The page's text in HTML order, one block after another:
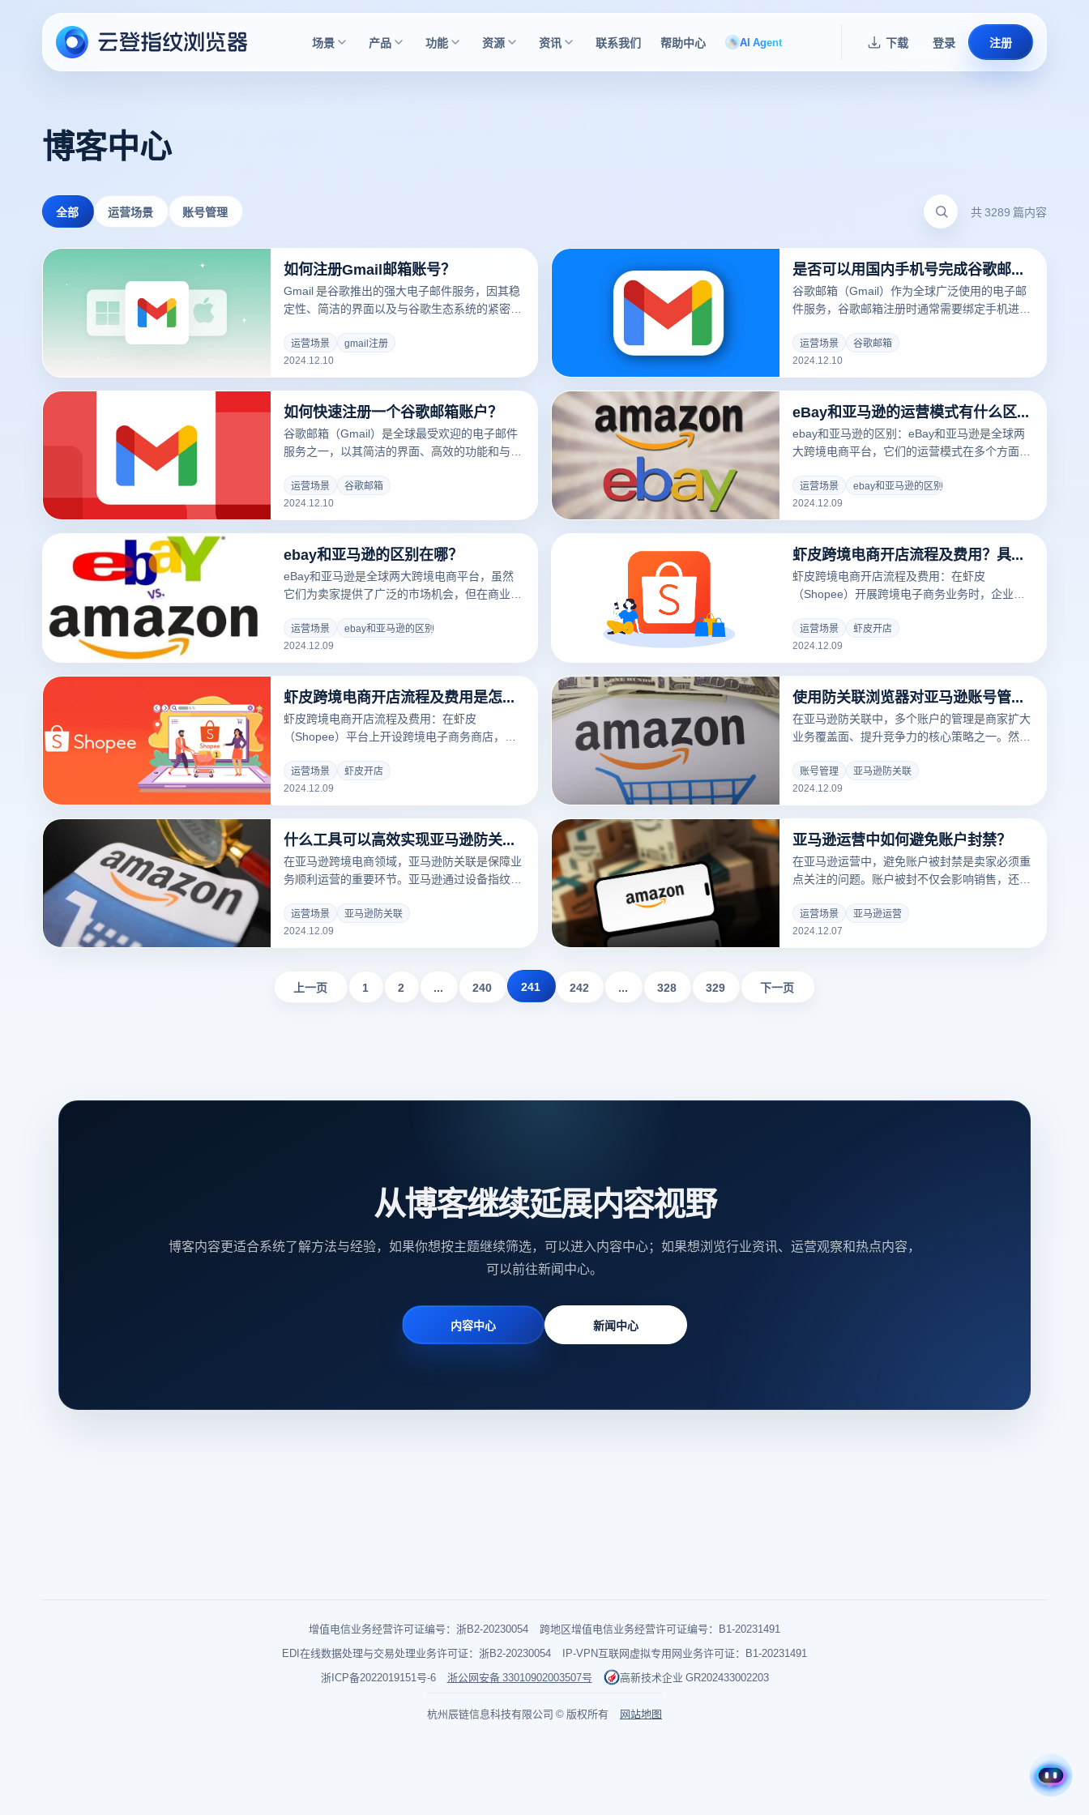
场景 产品 功能 资源 资讯 联系我们 帮助中心 AI Agent 下载 登录 注册
博客中心
全部 运营场景 账号管理 共 3289 篇内容
如何注册Gmail邮箱账号？
Gmail 是谷歌推出的强大电子邮件服务，因其稳
定性、简洁的界面以及与谷歌生态系统的紧密集
拥有一个 Gmail 邮箱账户能带来极大的便利。
Gmail注册非常简单，只需要按照以下步骤操
作，就可以顺利创建账户并开始高效管理邮件。
运营场景
gmail注册
2024.12.10
是否可以用国内手机号完成谷歌邮箱注册？
谷歌邮箱（Gmail）作为全球广泛使用的电子邮
件服务，谷歌邮箱注册时通常需要绑定手机进行
册 Gmail 时，可能会遇到网络限制或其他验证问
题。以下内容将探讨是否可以使用国内手机号注
册 Gmail，并提供解决方案，帮助您顺利完成账
运营场景
谷歌邮箱
2024.12.10
如何快速注册一个谷歌邮箱账户？
谷歌邮箱（Gmail）是全球最受欢迎的电子邮件
服务之一，以其简洁的界面、高效的功能和与其
快速注册一个谷歌邮箱账户，只需完成几个简单
的步骤即可拥有一个安全、强大的邮箱工具。以
下将为您详细介绍注册流程，并针对常见问题提
旅。
运营场景
谷歌邮箱
2024.12.10
eBay和亚马逊的运营模式有什么区别？
ebay和亚马逊的区别：eBay和亚马逊是全球两
大跨境电商平台，它们的运营模式在多个方面有
主要区别，以及如何使用云登指纹浏览器进行高
效运营的优势。
运营场景
ebay和亚马逊的区别
2024.12.09
ebay和亚马逊的区别在哪？
eBay和亚马逊是全球两大跨境电商平台，虽然
它们为卖家提供了广泛的市场机会，但在商业模
以下是eBay和亚马逊的区别：
运营场景
ebay和亚马逊的区别
2024.12.09
虾皮跨境电商开店流程及费用？具体开店该如何操作?
虾皮跨境电商开店流程及费用：在虾皮
（Shopee）开展跨境电子商务业务时，企业需
管理多个账户，以降低风险。为了确保跨境电商
卖家能够顺利开设并运营店铺，本文将详细介绍
虾皮的开店流程、费用，并探讨如何利用云登指
运营场景
虾皮开店
2024.12.09
虾皮跨境电商开店流程及费用是怎样的？
虾皮跨境电商开店流程及费用：在虾皮
（Shopee）平台上开设跨境电子商务商店，企
关费用结构，以便合理规划资金和业务发展。此
外，云登指纹浏览器作为一种推荐工具，能够帮
助卖家有效管理多个账户，避免账户关联风险。
纹浏览器的功能介绍。
运营场景
虾皮开店
2024.12.09
使用防关联浏览器对亚马逊账号管理有什么帮助？
在亚马逊防关联中，多个账户的管理是商家扩大
业务覆盖面、提升竞争力的核心策略之一。然
账户因关联风险被封禁，给商家造成重大损失。
为了解决这一难题，防关联浏览器成为了一种有
效的解决方案，帮助商家安全、高效地管理账
哪些具体作用？以下是其优势与应用场景的解
析。
账号管理
亚马逊防关联
2024.12.09
什么工具可以高效实现亚马逊防关联？
在亚马逊跨境电商领域，亚马逊防关联是保障业
务顺利运营的重要环节。亚马逊通过设备指纹、
联，一旦发现异常，账户可能面临冻结甚至封禁
的风险。为了确保账户安全并实现高效管理，选
择适合的防关联工具成为卖家的核心需求。以下
运营场景
亚马逊防关联
2024.12.09
亚马逊运营中如何避免账户封禁？
在亚马逊运营中，避免账户被封禁是卖家必须重
点关注的问题。账户被封不仅会影响销售，还可
效措施来确保账户安全、合规运营至关重要。以
下是一些帮助卖家避免账户封禁的实用策略。
运营场景
亚马逊运营
2024.12.07
上一页 1 2 ... 240 241 242 ... 328 329 下一页
从博客继续延展内容视野
博客内容更适合系统了解方法与经验，如果你想按主题继续筛选，可以进入内容中心；如果想浏览行业资讯、运营观察和热点内容，
可以前往新闻中心。
内容中心 新闻中心
增值电信业务经营许可证编号：浙B2-20230054
跨地区增值电信业务经营许可证编号：B1-20231491
EDI在线数据处理与交易处理业务许可证：浙B2-20230054
IP-VPN互联网虚拟专用网业务许可证：B1-20231491
浙ICP备2022019151号-6
浙公网安备 33010902003507号 高新技术企业 GR202433002203
杭州辰链信息科技有限公司 © 版权所有 网站地图